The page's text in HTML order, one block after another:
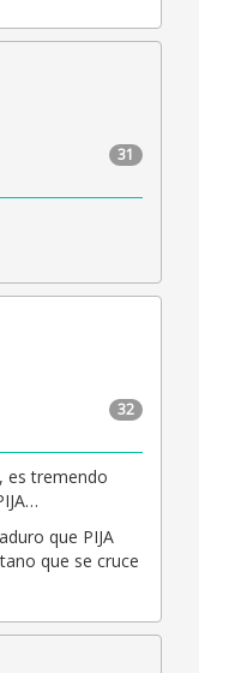
31
32
es tremendo
que PIJA
que se cruce